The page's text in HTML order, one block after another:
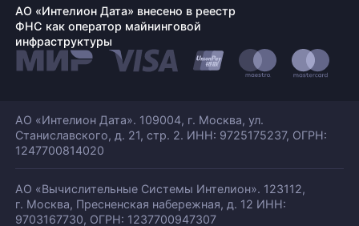
АО «Интелион Дата» внесено в реестр
ФНС как оператор майнинговой
инфраструктуры
АО «Интелион Дата». 109004, г. Москва, ул.
Станиславского, д. 21, стр. 2. ИНН: 9725175237, ОГРН:
1247700814020
АО «Вычислительные Системы Интелион». 123112,
г. Москва, Пресненская набережная, д. 12 ИНН:
9703167730, ОГРН: 1237700947307